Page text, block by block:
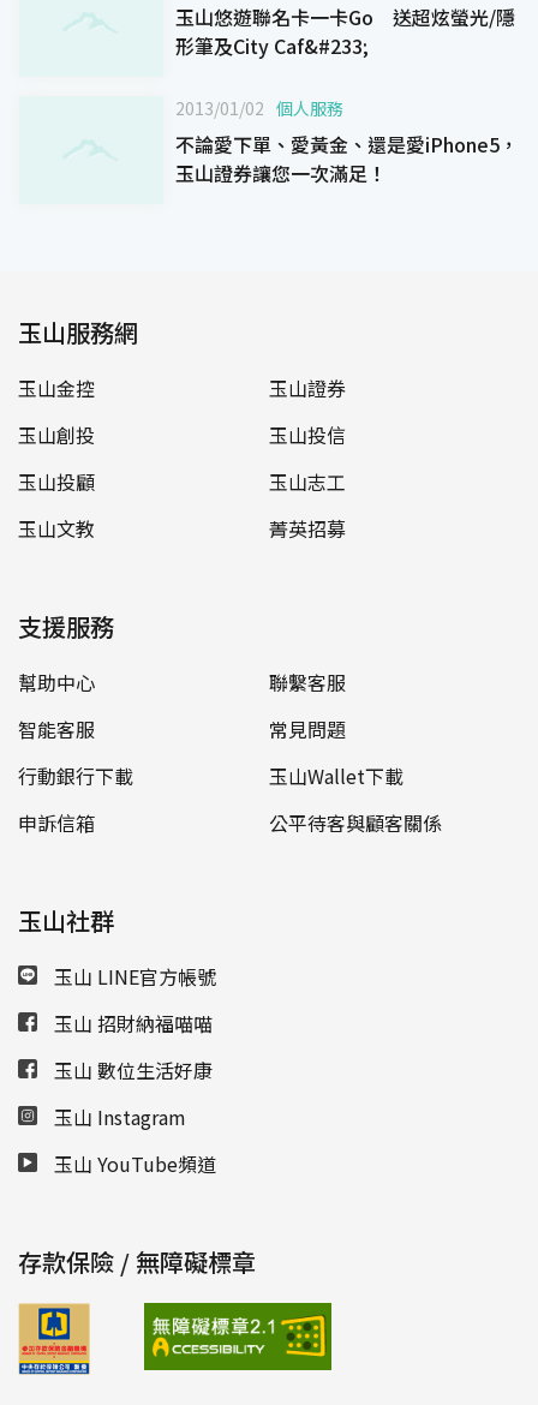
玉山悠遊聯名卡一卡Go 送超炫螢光/隱
形筆及City Caf&#233;
2013/01/02 個人服務
不論愛下單、愛黃金、還是愛iPhone5，
玉山證券讓您一次滿足！
玉山服務網
玉山金控
玉山證券
玉山創投
玉山投信
玉山投顧
玉山志工
玉山文教
菁英招募
支援服務
幫助中心
聯繫客服
智能客服
常見問題
行動銀行下載
玉山Wallet下載
申訴信箱
公平待客與顧客關係
玉山社群
玉山 LINE官方帳號
玉山 招財納福喵喵
玉山 數位生活好康
玉山 Instagram
玉山 YouTube頻道
存款保險 / 無障礙標章